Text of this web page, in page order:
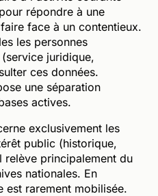
répondre à une
face à un contentieux.
les personnes
juridique,
ces données.
une séparation
actives.
exclusivement les
public (historique,
relève principalement du
nationales. En
est rarement mobilisée.